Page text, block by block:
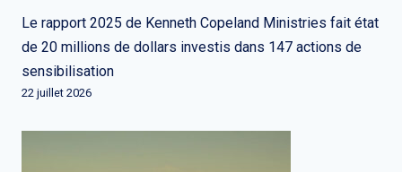
Le rapport 2025 de Kenneth Copeland Ministries fait état
de 20 millions de dollars investis dans 147 actions de
sensibilisation
22 juillet 2026